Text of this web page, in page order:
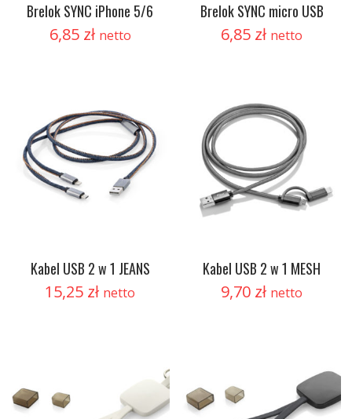
Brelok SYNC iPhone 5/6
6,85 zł netto
Brelok SYNC micro USB
6,85 zł netto
Kabel USB 2 w 1 JEANS
15,25 zł netto
Kabel USB 2 w 1 MESH
9,70 zł netto